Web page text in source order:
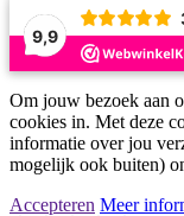
9,9
Om jouw bezoek aan
cookies in. Met deze
informatie over jou
mogelijk ook buiten)
Accepteren Meer